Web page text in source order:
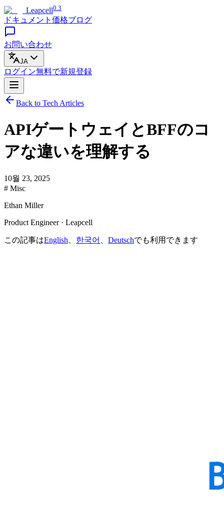
Leapcell0.3
ドキュメント 価格ブログ
お問い合わせ
JA
ログイン無料で新規登録
Back to Tech Articles
APIゲートウェイとBFFのコ
アな違いを理解する
10월 23, 2025
# Misc
Ethan Miller
Product Engineer · Leapcell
この記事はEnglish 한국어 Deutschでも利用できます